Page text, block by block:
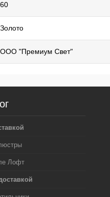
60
Золото
ООО "Премиум Свет"
Лофт